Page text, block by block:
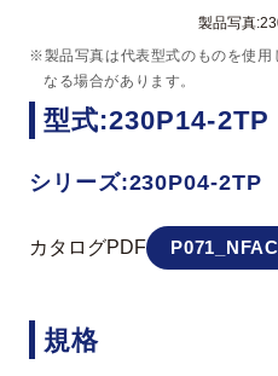
製品写真
※製品写真は代表型式のものを使用
なる場合があります。
型式:230P14-2TP
シリーズ:230P04-2TP
カタログPDF
規格